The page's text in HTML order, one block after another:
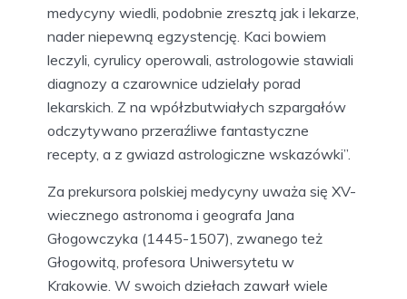
medycyny wiedli, podobnie zresztą jak i lekarze,
nader niepewną egzystencję. Kaci bowiem
leczyli, cyrulicy operowali, astrologowie stawiali
diagnozy a czarownice udzielały porad
lekarskich. Z na wpółzbutwiałych szpargałów
odczytywano przeraźliwe fantastyczne
recepty, a z gwiazd astrologiczne wskazówki”.
Za prekursora polskiej medycyny uważa się XV-
wiecznego astronoma i geografa Jana
Głogowczyka (1445-1507), zwanego też
Głogowitą, profesora Uniwersytetu w
Krakowie. W swoich dziełach zawarł wiele